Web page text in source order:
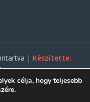
| Készítette:
célja, hogy teljesebb